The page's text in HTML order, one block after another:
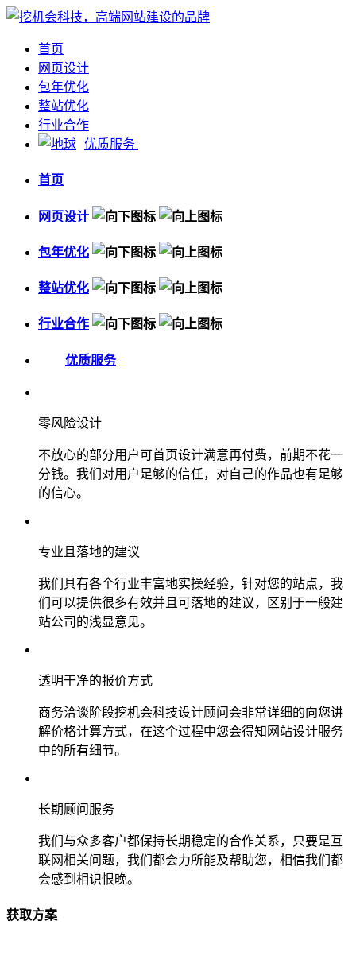
首页
网页设计
包年优化
整站优化
行业合作
优质服务
首页
网页设计
包年优化
整站优化
行业合作
优质服务
零风险设计
不放心的部分用户可首页设计满意再付费，前期不花一
分钱。我们对用户足够的信任，对自己的作品也有足够
的信心。
专业且落地的建议
我们具有各个行业丰富地实操经验，针对您的站点，我
们可以提供很多有效并且可落地的建议，区别于一般建
站公司的浅显意见。
透明干净的报价方式
商务洽谈阶段挖机会科技设计顾问会非常详细的向您讲
解价格计算方式，在这个过程中您会得知网站设计服务
中的所有细节。
长期顾问服务
我们与众多客户都保持长期稳定的合作关系，只要是互
联网相关问题，我们都会力所能及帮助您，相信我们都
会感到相识恨晚。
获取方案